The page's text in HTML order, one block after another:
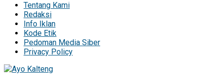
Tentang Kami
Redaksi
Info Iklan
Kode Etik
Pedoman Media Siber
Privacy Policy